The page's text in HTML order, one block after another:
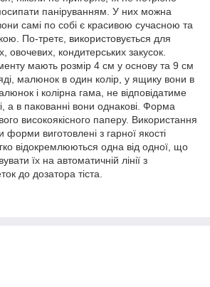
паніруванням. У них можна
самі по собі є красивою сучасною та
По-третє, використовується для
кондитерських закусок.
мають розмір 4 см у основу та 9 см
малюнок в один колір, у ящику вони в
і колірна гама, не відповідатиме
а в пакованні вони однакові. Форма
високоякісного паперу. Використання
форми виготовлені з гарної якості
відокремлюються одна від одної, що
їх на автоматичній лінії з
до дозатора тіста.